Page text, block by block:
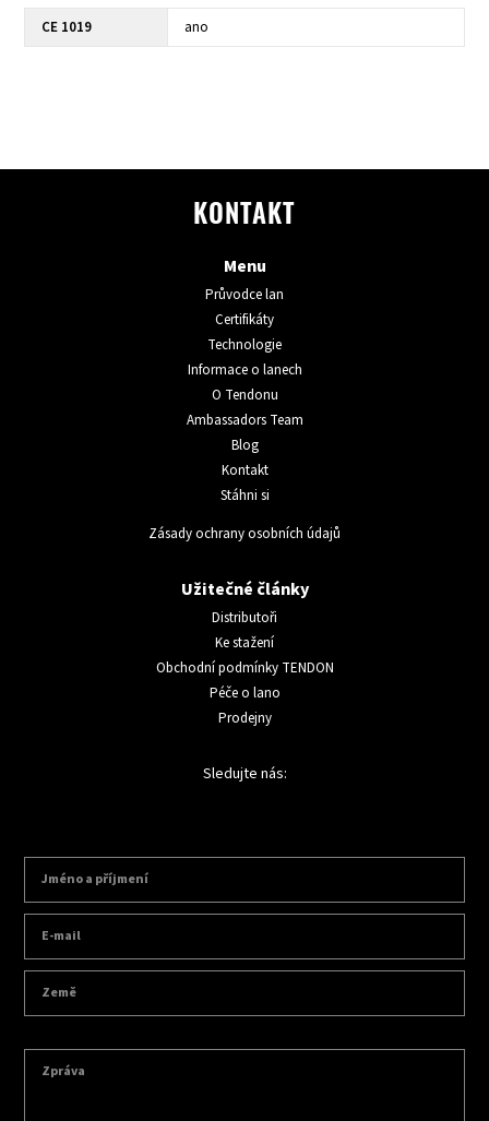
CE 1019 ano
KONTAKT
Menu
Průvodce lan
Certifikáty
Technologie
Informace o lanech
O Tendonu
Ambassadors Team
Blog
Kontakt
Stáhni si
Zásady ochrany osobních údajů
Užitečné články
Distributoři
Ke stažení
Obchodní podmínky TENDON
Péče o lano
Prodejny
Sledujte nás: